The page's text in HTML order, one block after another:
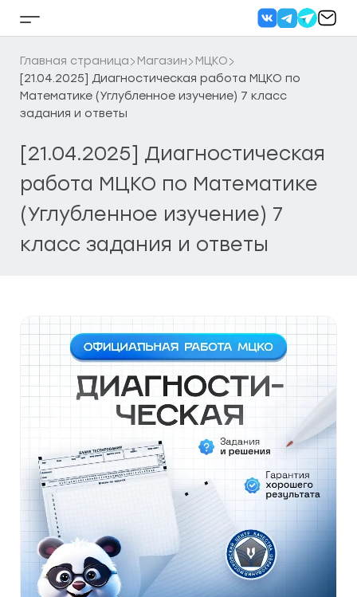
Кнопка
бокового
меню
Главная страница Магазин
МЦКО
[21.04.2025] Диагностическая работа МЦКО по
Математике (Углубленное изучение) 7 класс
задания и ответы
[21.04.2025] Диагностическая
работа МЦКО по Математике
(Углубленное изучение) 7
класс задания и ответы